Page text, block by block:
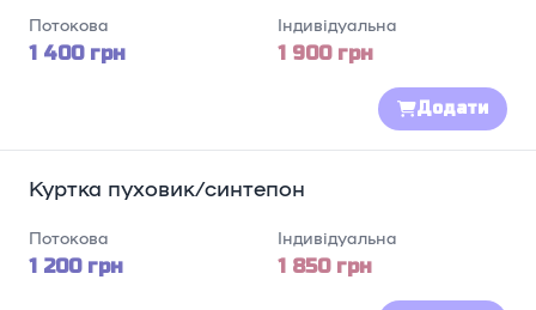
Потокова
1 400 грн
Індивідуальна
1 900 грн
Додати
Куртка пуховик/синтепон
Потокова
1 200 грн
Індивідуальна
1 850 грн